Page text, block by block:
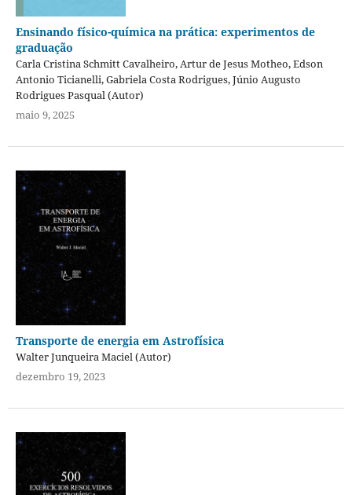
Ensinando físico-química na prática: experimentos de
graduação
Carla Cristina Schmitt Cavalheiro, Artur de Jesus Motheo, Edson
Antonio Ticianelli, Gabriela Costa Rodrigues, Júnio Augusto
Rodrigues Pasqual (Autor)
maio 9, 2025
Transporte de energia em Astrofísica
Walter Junqueira Maciel (Autor)
dezembro 19, 2023